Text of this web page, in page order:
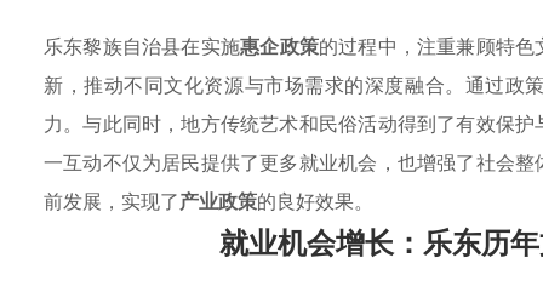
乐东黎族自治县在实施惠企政策的过程中，注重兼顾特
新，推动不同文化资源与市场需求的深度融合。通过政
力。与此同时，地方传统艺术和民俗活动得到了有效保
一互动不仅为居民提供了更多就业机会，也增强了社会
前发展，实现了产业政策的良好效果。
就业机会增长：乐东历